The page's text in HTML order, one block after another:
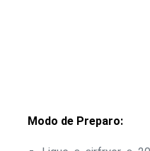
Modo de Preparo: